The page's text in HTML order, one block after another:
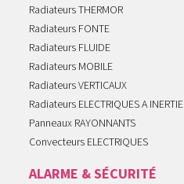
Radiateurs THERMOR
Radiateurs FONTE
Radiateurs FLUIDE
Radiateurs MOBILE
Radiateurs VERTICAUX
Radiateurs ELECTRIQUES A INERTIE
Panneaux RAYONNANTS
Convecteurs ELECTRIQUES
ALARME & SÉCURITÉ